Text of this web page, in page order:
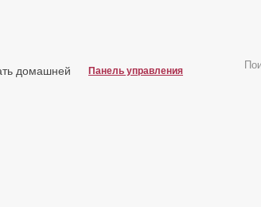
домашней Панель управления